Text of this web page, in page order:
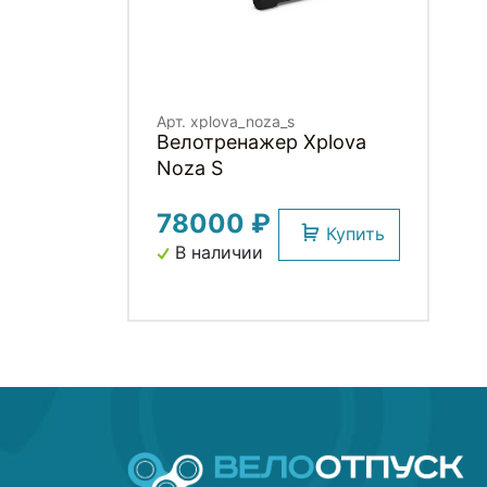
Арт. xplova_noza_s
Велотренажер Xplova
Noza S
78000 ₽
В наличии
Купить